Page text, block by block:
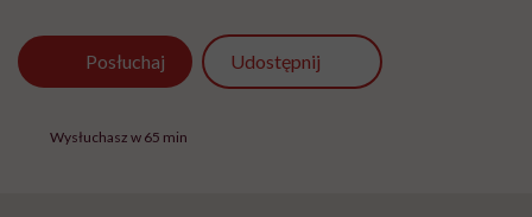
Posłuchaj Udostępnij
Wysłuchasz w 65 min